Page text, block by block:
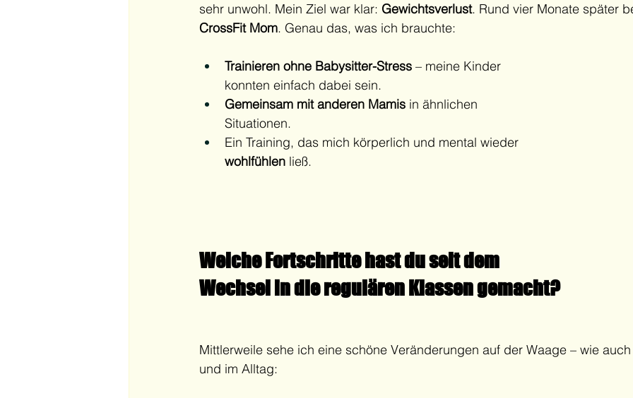
sehr unwohl. Mein Ziel war klar: Gewichtsverlust. Rund vier Monate später
CrossFit Mom. Genau das, was ich brauchte:
Trainieren ohne Babysitter-Stress – meine Kinder
konnten einfach dabei sein.
Gemeinsam mit anderen Mamis in ähnlichen
Situationen.
Ein Training, das mich körperlich und mental wieder
wohlfühlen ließ.
Welche Fortschritte hast du seit dem
Wechsel in die regulären Klassen gemacht?
Mittlerweile sehe ich eine schöne Veränderungen auf der Waage – wie
und im Alltag: